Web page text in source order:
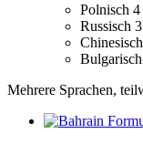
Polnisch 4
Russisch 3
Bulgarisch
Mehrere Sprachen,